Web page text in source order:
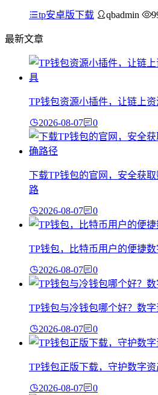
tp安卓版下载 qbadmin
最新文章
TP钱包资源小插件，让链上
2026-08-07 0
下载TP钱包的官网，安全获
路
2026-08-07 0
TP钱包，比特币用户的便捷
2026-08-07 0
TP钱包与冷钱包哪个好？数
2026-08-07 0
TP钱包正版下载，守护数字
2026-08-07 0